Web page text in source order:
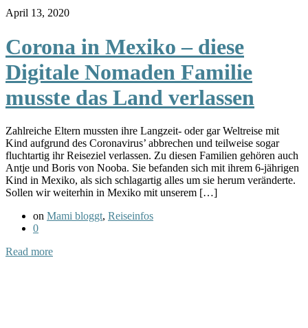
April 13, 2020
Corona in Mexiko – diese
Digitale Nomaden Familie
musste das Land verlassen
Zahlreiche Eltern mussten ihre Langzeit- oder gar Weltreise mit
Kind aufgrund des Coronavirus’ abbrechen und teilweise sogar
fluchtartig ihr Reiseziel verlassen. Zu diesen Familien gehören auch
Antje und Boris von Nooba. Sie befanden sich mit ihrem 6-jährigen
Kind in Mexiko, als sich schlagartig alles um sie herum veränderte.
Sollen wir weiterhin in Mexiko mit unserem […]
on Mami bloggt, Reiseinfos
0
Read more